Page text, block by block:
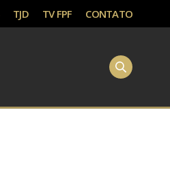
TJD TV FPF CONTATO